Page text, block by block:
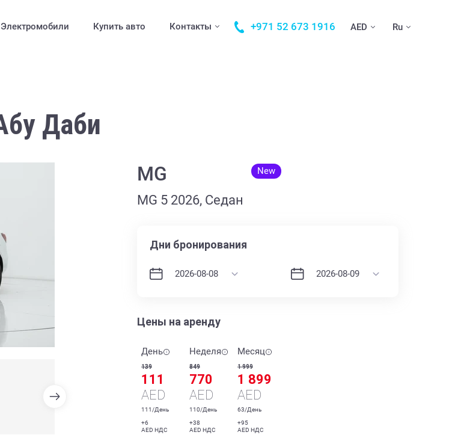
Электромобили Купить авто Контакты +971 52 673 1916 AED Ru
Даби
MG
MG 5 2026, Седан
New
Дни бронирования
Цены на аренду
День
139
111
AED
111/День
+6
AED НДС
Неделя
849
770
AED
110/День
+38
AED НДС
Месяц
1 999
1 899
AED
63/День
+95
AED НДС